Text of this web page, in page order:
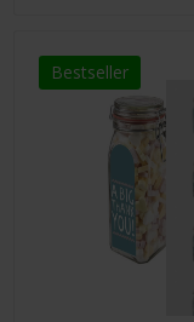
Bestseller